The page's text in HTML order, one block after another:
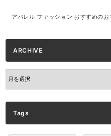
アパレル ファッション おすすめのお
ARCHIVE
ARCHIVE
Tags